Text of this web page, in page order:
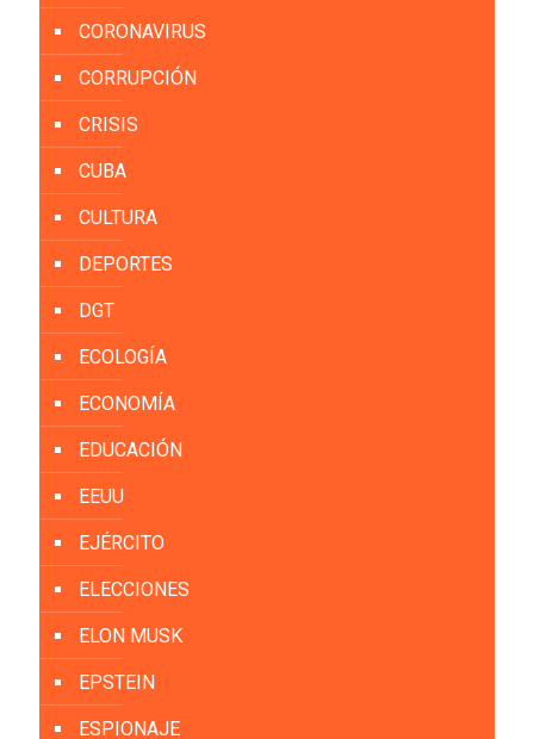
CORONAVIRUS
CORRUPCIÓN
CRISIS
CUBA
CULTURA
DEPORTES
DGT
ECOLOGÍA
ECONOMÍA
EDUCACIÓN
EEUU
EJÉRCITO
ELECCIONES
ELON MUSK
EPSTEIN
ESPIONAJE